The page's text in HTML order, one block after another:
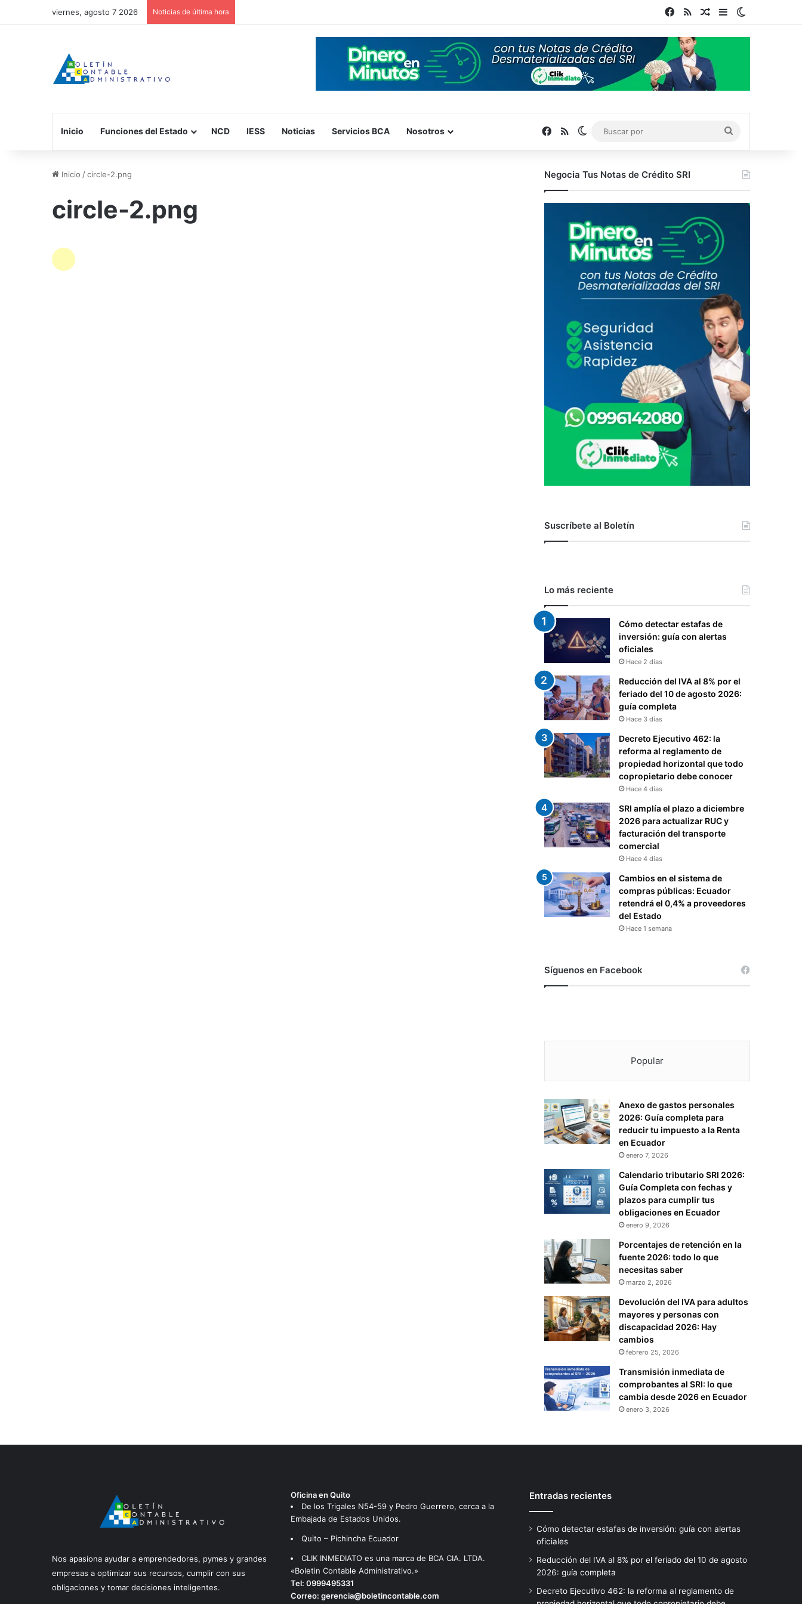
viernes, agosto 7 2026 Noticias de última hora Facebook
RSS Publicación al azar
Barra lateral
Inicio Funciones del Estado NCD IESS Noticias Servicios BCA Nosotros Facebook
RSS Switch skin
por
Inicio /circle-2.png
circle-2.png
Negocia Tus Notas de Crédito SRI
Suscríbete al Boletín
Lo más reciente
Cómo detectar estafas de
inversión: guía con alertas
oficiales
Hace 2 días
Reducción del IVA al 8% por el
feriado del 10 de agosto 2026:
guía completa
Hace 3 días
Decreto Ejecutivo 462: la
reforma al reglamento de
propiedad horizontal que todo
copropietario debe conocer
Hace 4 días
SRI amplía el plazo a diciembre
2026 para actualizar RUC y
facturación del transporte
comercial
Hace 4 días
Cambios en el sistema de
compras públicas: Ecuador
retendrá el 0,4% a proveedores
del Estado
Hace 1 semana
Síguenos en Facebook
Popular
Anexo de gastos personales
2026: Guía completa para
reducir tu impuesto a la Renta
en Ecuador
enero 7, 2026
Calendario tributario SRI 2026:
Guía Completa con fechas y
plazos para cumplir tus
obligaciones en Ecuador
enero 9, 2026
Porcentajes de retención en la
fuente 2026: todo lo que
necesitas saber
marzo 2, 2026
Devolución del IVA para adultos
mayores y personas con
discapacidad 2026: Hay
cambios
febrero 25, 2026
Transmisión inmediata de
comprobantes al SRI: lo que
cambia desde 2026 en Ecuador
enero 3, 2026
Nos apasiona ayudar a emprendedores, pymes y grandes
empresas a optimizar sus recursos, cumplir con sus
obligaciones y tomar decisiones inteligentes.
Oficina en Quito
De los Trigales N54-59 y Pedro Guerrero, cerca a la
Embajada de Estados Unidos.
Quito – Pichincha Ecuador
CLIK INMEDIATO es una marca de BCA CIA. LTDA.
«Boletin Contable Administrativo.»
Tel: 0999495331
Correo: gerencia@boletincontable.com
Entradas recientes
Cómo detectar estafas de inversión: guía con alertas
oficiales
Reducción del IVA al 8% por el feriado del 10 de agosto
2026: guía completa
Decreto Ejecutivo 462: la reforma al reglamento de